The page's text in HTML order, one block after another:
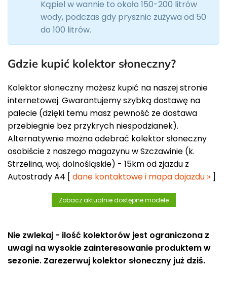
Kąpiel w wannie to około 150-200 litrów
wody, podczas gdy prysznic zużywa od 50
do 100 litrów.
Gdzie kupić kolektor słoneczny?
Kolektor słoneczny możesz kupić na naszej stronie
internetowej. Gwarantujemy szybką dostawę na
palecie (dzięki temu masz pewność ze dostawa
przebiegnie bez przykrych niespodzianek).
Alternatywnie można odebrać kolektor słoneczny
osobiście z naszego magazynu w Szczawinie (k.
Strzelina, woj. dolnośląskie) - 15km od zjazdu z
Autostrady A4 [ dane kontaktowe i mapa dojazdu » ]
Zobacz aktualnie dostępne modele
Nie zwlekaj - ilość kolektorów jest ograniczona z
uwagi na wysokie zainteresowanie produktem w
sezonie. Zarezerwuj kolektor słoneczny już dziś.